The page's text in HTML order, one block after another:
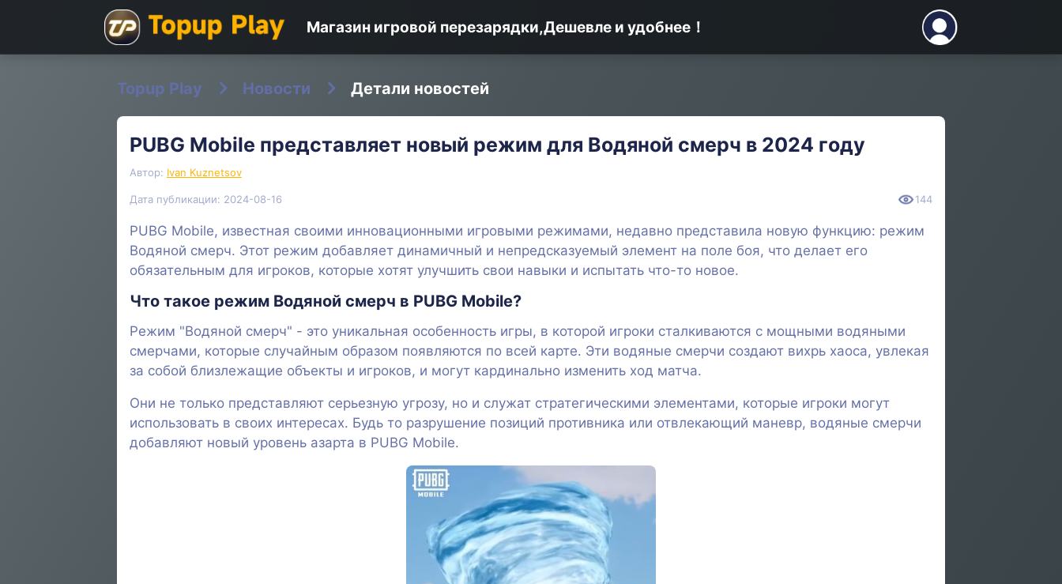
Магазин игровой перезарядки,Дешевле и удобнее！
Topup Play Новости Детали новостей
PUBG Mobile представляет новый режим для Водяной смерч в 2024 году
Автор: Ivan Kuznetsov
Дата публикации: 2024-08-16 144
PUBG Mobile, известная своими инновационными игровыми режимами, недавно представила новую функцию: режим
Водяной смерч. Этот режим добавляет динамичный и непредсказуемый элемент на поле боя, что делает его
обязательным для игроков, которые хотят улучшить свои навыки и испытать что-то новое.
Что такое режим Водяной смерч в PUBG Mobile?
Режим "Водяной смерч" - это уникальная особенность игры, в которой игроки сталкиваются с мощными водяными
смерчами, которые случайным образом появляются по всей карте. Эти водяные смерчи создают вихрь хаоса, увлекая
за собой близлежащие объекты и игроков, и могут кардинально изменить ход матча.
Они не только представляют серьезную угрозу, но и служат стратегическими элементами, которые игроки могут
использовать в своих интересах. Будь то разрушение позиций противника или отвлекающий маневр, водяные смерчи
добавляют новый уровень азарта в PUBG Mobile.